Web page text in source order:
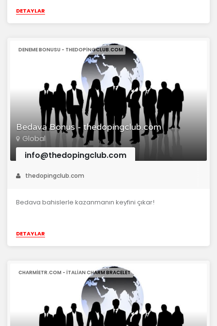
DETAYLAR
Bedava Bonus - thedopingclub.com
DENEME BONUSU - THEDOPINGCLUB.COM
Global
info@thedopingclub.com
thedopingclub.com
Bedava bahislerle kazanmanın keyfini çıkar!
DETAYLAR
CHARMIETR.COM - ITALIAN CHARM BRACELET